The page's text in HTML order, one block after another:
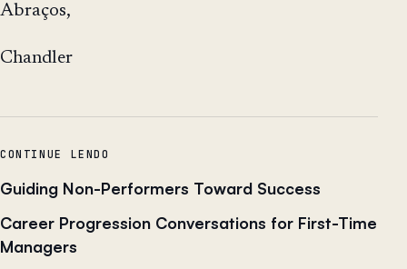
Abraços,
Chandler
CONTINUE LENDO
Guiding Non-Performers Toward Success
Career Progression Conversations for First-Time
Managers